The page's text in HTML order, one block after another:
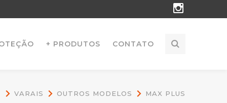
+ PRODUTOS CONTATO
VARAIS OUTROS MODELOS MAX PLUS